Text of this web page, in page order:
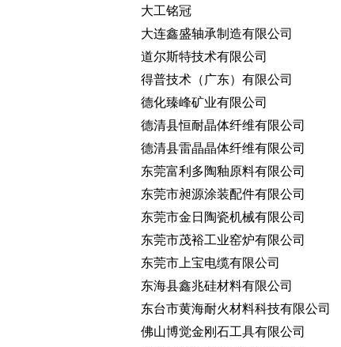
大工铭冠
大连鑫盛轴承制造有限公司
道尔斯特技术有限公司
得普技术（广东）有限公司
德化臻峰矿业有限公司
德清县恒耐晶体纤维有限公司
德清县雷晶晶体纤维有限公司
东莞富利多陶釉原料有限公司
东莞市昶源涂装配件有限公司
东莞市金日陶瓷机械有限公司
东莞市茂裕工业窑炉有限公司
东莞市上宝电缆有限公司
东海县鑫兆硅材料有限公司
东台市黄海耐火材料科技有限公司
佛山博觉金刚石工具有限公司